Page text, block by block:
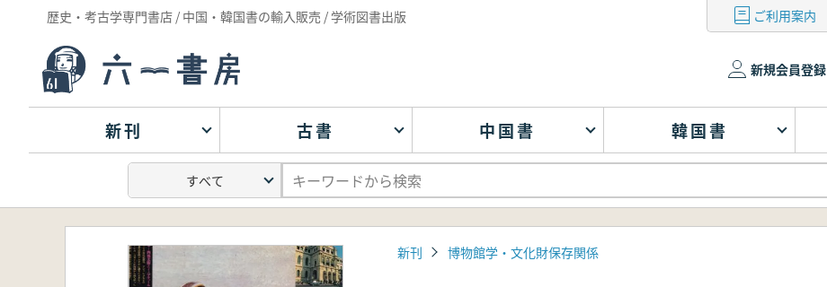
歴史・考古学専門書店 / 中国・韓国書の輸入販売 / 学術図書出版 ご利用案内
新規会員登録
新刊 古書 中国書 韓国書
新刊 博物館学・文化財保存関係